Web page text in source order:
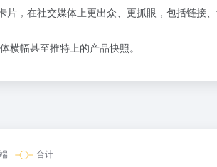
，在社交媒体上更出众、更抓眼，包括链接
横幅甚至推特上的产品快照。